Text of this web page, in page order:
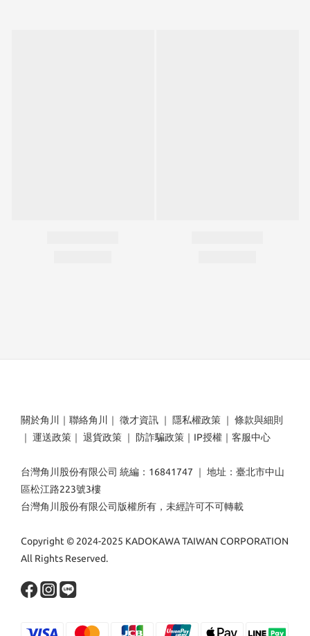
關於角川 ｜ 聯絡角川 ｜ 徵才資訊 ｜ 隱私權政策 ｜ 條款與細則
｜ 運送政策 ｜ 退貨政策 ｜ 防詐騙政策 ｜ IP授權 ｜ 客服中心
台灣角川股份有限公司 統編：16841747 ｜ 地址：臺北市中山
區松江路223號3樓
台灣角川股份有限公司版權所有，未經許可不可轉載
Copyright © 2024-2025 KADOKAWA TAIWAN CORPORATION
All Rights Reserved.